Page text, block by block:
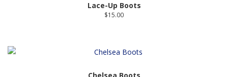
Lace-Up Boots
$15.00